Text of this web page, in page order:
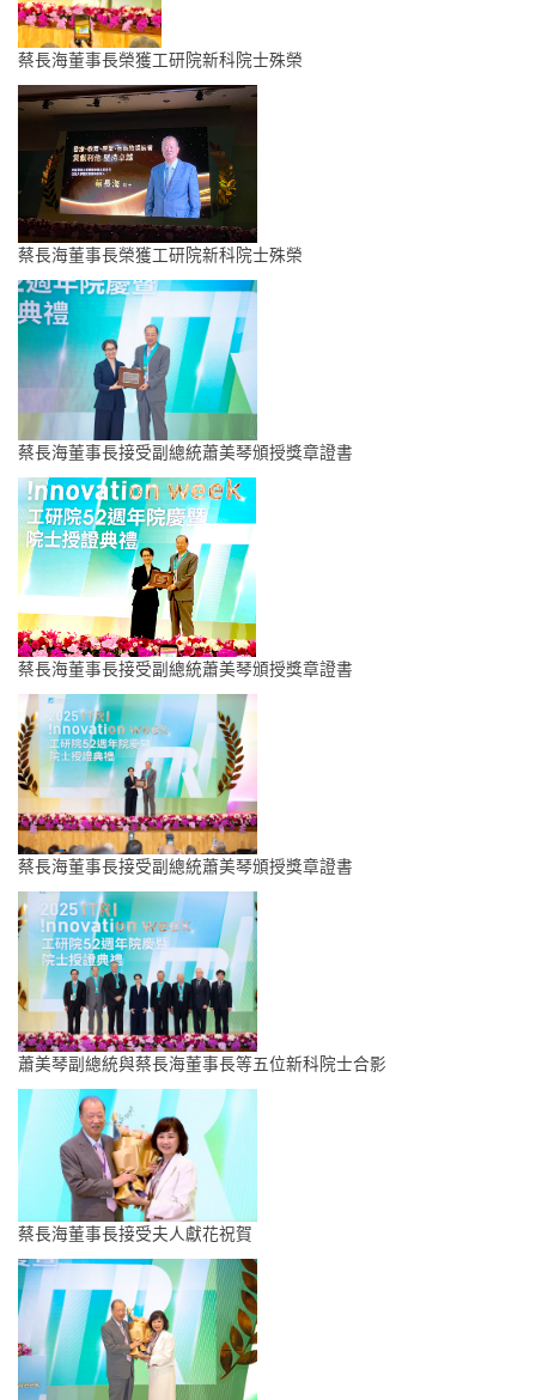
蔡長海董事長榮獲工研院新科院士殊榮
蔡長海董事長榮獲工研院新科院士殊榮
蔡長海董事長接受副總統蕭美琴頒授獎章證書
蔡長海董事長接受副總統蕭美琴頒授獎章證書
蔡長海董事長接受副總統蕭美琴頒授獎章證書
蕭美琴副總統與蔡長海董事長等五位新科院士合影
蔡長海董事長接受夫人獻花祝賀